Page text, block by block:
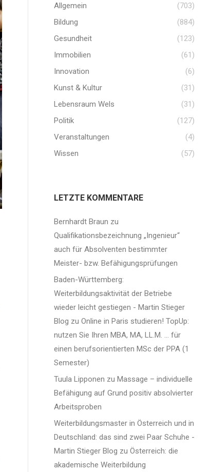
Allgemein
(703)
Bildung
(884)
Gesundheit
(123)
Immobilien
(61)
Innovation
(6)
Kunst & Kultur
(31)
Lebensraum Wels
(31)
Politik
(127)
Veranstaltungen
(4)
Wissen
(57)
LETZTE KOMMENTARE
Bernhardt Braun zu
Qualifikationsbezeichnung „Ingenieur“
auch für Absolventen bestimmter
Meister- bzw. Befähigungsprüfungen
Baden-Württemberg:
Weiterbildungsaktivität der Betriebe
wieder leicht gestiegen - Martin Stieger
Blog zu Online in Paris studieren! TopUp:
nutzen Sie Ihren MBA, MA, LL.M. … für
einen berufsorientierten MSc der PPA (1
Semester)
Tuula Lipponen zu Massage – individuelle
Befähigung auf Grund positiv absolvierter
Arbeitsproben
Weiterbildungsmaster in Österreich und in
Deutschland: das sind zwei Paar Schuhe -
Martin Stieger Blog zu Österreich: die
akademische Weiterbildung